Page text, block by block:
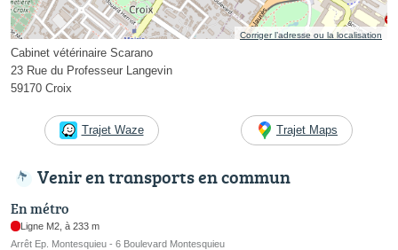
Corriger l’adresse ou la localisation
Cabinet vétérinaire Scarano
23 Rue du Professeur Langevin
59170 Croix
Trajet Waze Trajet Maps
Venir en transports en commun
En métro
Ligne M2, à 233 m
Arrêt Ep. Montesquieu - 6 Boulevard Montesquieu